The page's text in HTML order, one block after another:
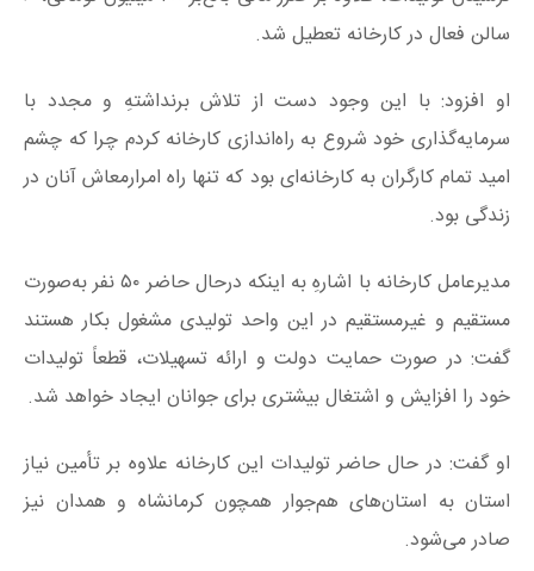
سالن فعال در کارخانه تعطیل شد.
او افزود: با این ‌وجود دست از تلاش برنداشتهِ و مجدد با
سرمایه‌گذاری خود شروع به راه‌اندازی کارخانه کردم چرا که چشم
امید تمام کارگران به کارخانه‌ای بود که تنها راه امرارمعاش آنان در
زندگی بود.
مدیرعامل کارخانه با اشارهِ به اینکه درحال حاضر ۵۰ نفر به‌صورت
مستقیم و غیرمستقیم در این واحد تولیدی مشغول بکار هستند
گفت: در صورت حمایت دولت و ارائه تسهیلات، قطعاً تولیدات
خود را افزایش و اشتغال بیشتری برای جوانان ایجاد خواهد شد.
او گفت: در حال حاضر تولیدات این کارخانه علاوه بر تأمین نیاز
استان به استان‌های هم‌جوار همچون کرمانشاه و همدان نیز
صادر می‌شود.